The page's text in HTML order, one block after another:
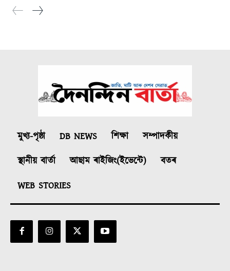
মুখ্য-পৃষ্ঠা DB NEWS শিক্ষা
সম্পাদকীয়
স্থানীয় বাৰ্তা
আছাম ৰাইজিং(ইভেন্টে)
বতৰ
WEB STORIES